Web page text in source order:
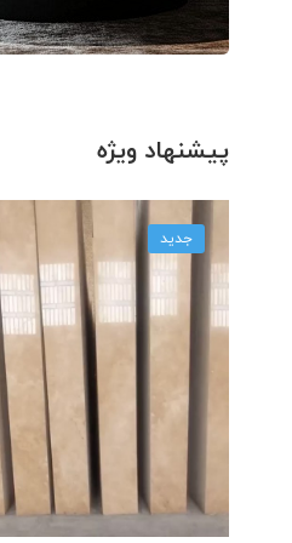
پیشنهاد ویژه
جدید